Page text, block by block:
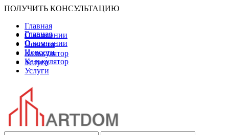
ПОЛУЧИТЬ КОНСУЛЬТАЦИЮ
Главная
О компании
Новости
Калькулятор
Услуги
Главная
О компании
Новости
Калькулятор
Услуги